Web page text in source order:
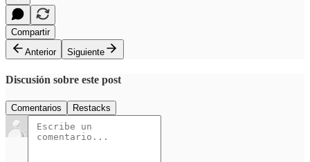
Compartir
Anterior
Siguiente
Discusión sobre este post
Comentarios Restacks